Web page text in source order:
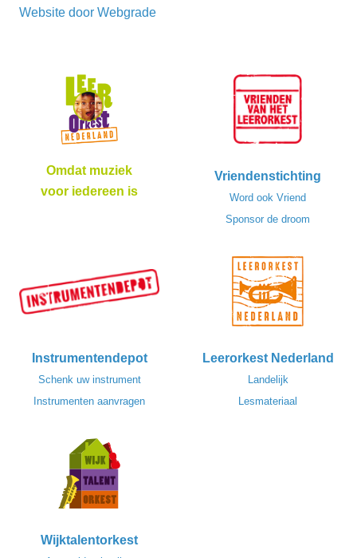
Omdat muziek
voor iedereen is
Vriendenstichting
Word ook Vriend
Sponsor de droom
Instrumentendepot
Schenk uw instrument
Instrumenten aanvragen
Leerorkest Nederland
Landelijk
Lesmateriaal
Wijktalentorkest
Website door Webgrade